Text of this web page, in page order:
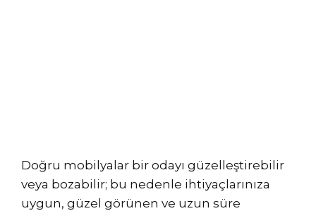
Doğru mobilyalar bir odayı güzelleştirebilir
veya bozabilir; bu nedenle ihtiyaçlarınıza
uygun, güzel görünen ve uzun süre